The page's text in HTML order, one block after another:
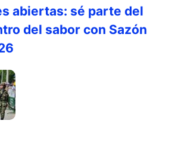
abiertas: sé parte del
del sabor con Sazón